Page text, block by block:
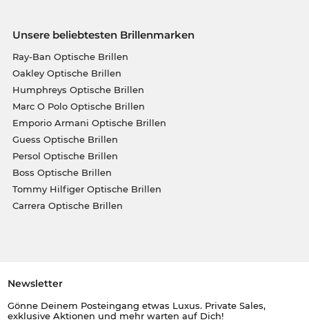
Unsere beliebtesten Brillenmarken
Ray-Ban Optische Brillen
Oakley Optische Brillen
Humphreys Optische Brillen
Marc O Polo Optische Brillen
Emporio Armani Optische Brillen
Guess Optische Brillen
Persol Optische Brillen
Boss Optische Brillen
Tommy Hilfiger Optische Brillen
Carrera Optische Brillen
Newsletter
Gönne Deinem Posteingang etwas Luxus. Private Sales,
exklusive Aktionen und mehr warten auf Dich!